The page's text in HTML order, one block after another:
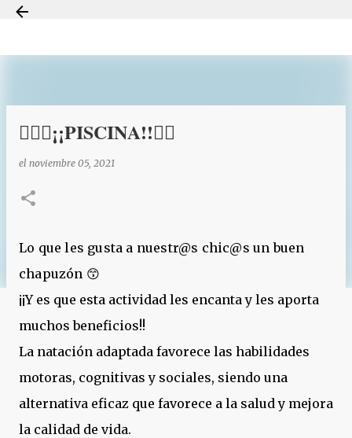
🏊🏻‍♀️¡¡PISCINA!!🏊🏼
el noviembre 05, 2021
Lo que les gusta a nuestr@s chic@s un buen
chapuzón 😙
¡¡Y es que esta actividad les encanta y les aporta
muchos beneficios!!
La natación adaptada favorece las habilidades
motoras, cognitivas y sociales, siendo una
alternativa eficaz que favorece a la salud y mejora
la calidad de vida.